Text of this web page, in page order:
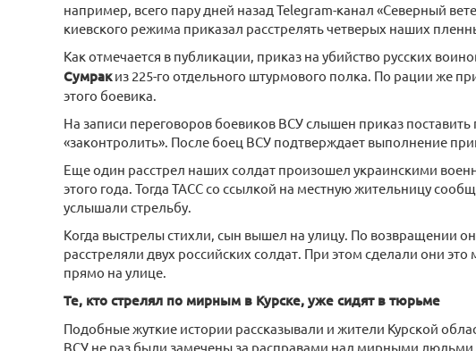
например, всего пару дней назад Telegram-канал «Северный
киевского режима приказал расстрелять четверых наших
Как отмечается в публикации, приказ на убийство русских
Сумракиз 225-го отдельного штурмового полка. По рации же
этого боевика.
На записи переговоров боевиков ВСУ слышен приказ
«законтролить». После боец ВСУ подтверждает выполнение
Еще один расстрел наших солдат произошел украинскими
этого года. Тогда ТАСС со ссылкой на местную жительницу
услышали стрельбу.
Когда выстрелы стихли, сын вышел на улицу. По возвращении
расстреляли двух российских солдат. При этом сделали они
прямо на улице.
Те, кто стрелял по мирным в Курске, уже сидят в тюрьме
Подобные жуткие истории рассказывали и жители Курской
ВСУ не раз были замечены за расправами над мирными людьми.